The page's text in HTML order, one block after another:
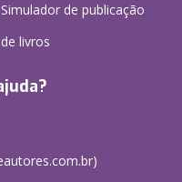
Simulador de publicação
de livros